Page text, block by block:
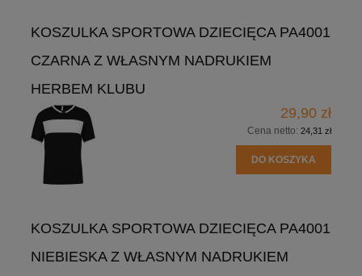
KOSZULKA SPORTOWA DZIECIĘCA PA4001
CZARNA Z WŁASNYM NADRUKIEM
HERBEM KLUBU
29,90 zł
Cena netto: 24,31 zł
DO KOSZYKA
KOSZULKA SPORTOWA DZIECIĘCA PA4001
NIEBIESKA Z WŁASNYM NADRUKIEM